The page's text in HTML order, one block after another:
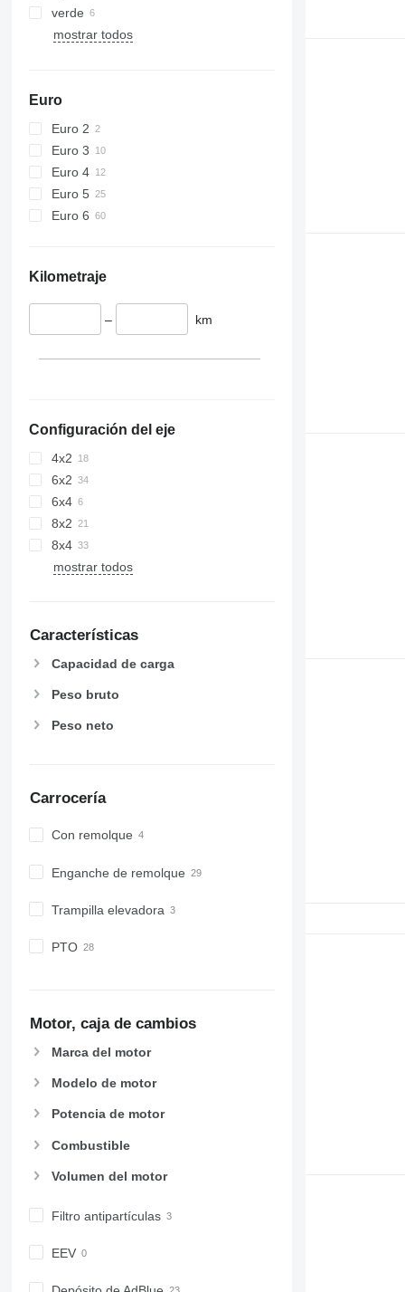
verde
mostrar todos
Euro
Euro 2
Euro 3
Euro 4
Euro 5
Euro 6
Kilometraje
– km
Configuración del eje
4x2
6x2
6x4
8x2
8x4
mostrar todos
Características
Capacidad de carga
Peso bruto
Peso neto
Carrocería
Con remolque
Enganche de remolque
Trampilla elevadora
PTO
Motor, caja de cambios
Marca del motor
Modelo de motor
Potencia de motor
Combustible
Volumen del motor
Filtro antipartículas
EEV